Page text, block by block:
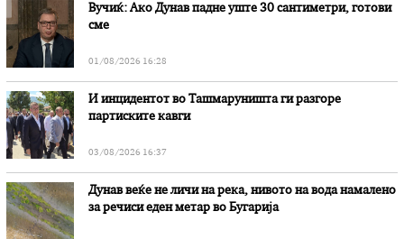
Вучиќ: Ако Дунав падне уште 30 сантиметри, готови
сме
01/08/2026 16:28
И инцидентот во Ташмаруништa ги разгоре
партиските кавги
03/08/2026 16:37
Дунав веќе не личи на река, нивото на вода намалено
за речиси еден метар во Бугарија